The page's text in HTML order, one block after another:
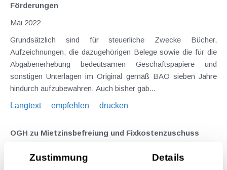
Zustimmung Details
Förderungen
Mai 2022
Grundsätzlich sind für steuerliche Zwecke Bücher,
Aufzeichnungen, die dazugehörigen Belege sowie die für die
Abgabenerhebung bedeutsamen Geschäftspapiere und
sonstigen Unterlagen im Original gemäß BAO sieben Jahre
hindurch aufzubewahren. Auch bisher gab...
Langtext
empfehlen drucken
OGH zu Mietzinsbefreiung und Fixkostenzuschuss